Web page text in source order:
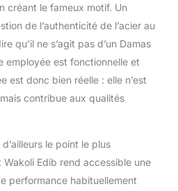
cuisine et constitue
également un excellent
choix pour une
première installation.
Présenté dans une
élégante, il est parfait
amateurs de couteaux.
Que ce soit pour des
professionnels ou des
créant le fameux motif. Un
de l’authenticité de l’acier au
qu’il ne s’agit pas d’un Damas
employée est fonctionnelle et
est donc bien réelle : elle n’est
contribue aux qualités
le point le plus
Wakoli Edib rend accessible une
performance habituellement